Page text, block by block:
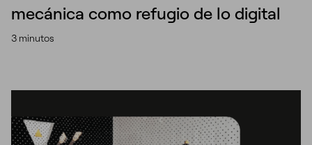
mecánica como refugio de lo digital
3 minutos